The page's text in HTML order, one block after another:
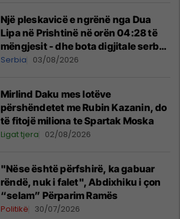
Një pleskavicë e ngrënë nga Dua
Lipa në Prishtinë në orën 04:28 të
mëngjesit - dhe bota digjitale serbe
shpall gjendjen e luftës
Serbia 03/08/2026
Mirlind Daku mes lotëve
përshëndetet me Rubin Kazanin, do
të fitojë miliona te Spartak Moska
Ligat tjera 02/08/2026
"Nëse është përfshirë, ka gabuar
rëndë, nuk i falet", Abdixhiku i çon
“selam” Përparim Ramës
Politikë 30/07/2026